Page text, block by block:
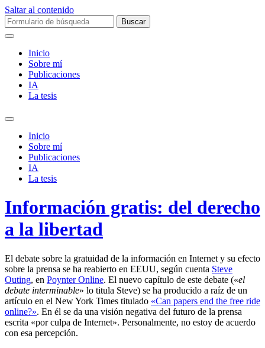
Saltar al contenido
Buscar:
Inicio
Sobre mí­
Publicaciones
IA
La tesis
Alternar
campo
búsqueda
Inicio
Sobre mí­
Publicaciones
IA
La tesis
Información gratis: del derecho
a la libertad
El debate sobre la gratuidad de la información en Internet y su efecto
sobre la prensa se ha reabierto en EEUU, según cuenta Steve
Outing, en Poynter Online. El nuevo capítulo de este debate («el
debate interminable» lo titula Steve) se ha producido a raíz de un
artículo en el New York Times titulado «Can papers end the free ride
online?». En él se da una visión negativa del futuro de la prensa
escrita «por culpa de Internet». Personalmente, no estoy de acuerdo
con esa percepción.